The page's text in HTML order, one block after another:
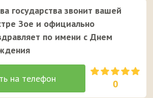
государства звонит вашей
Зое и официально
по имени с Днем
0